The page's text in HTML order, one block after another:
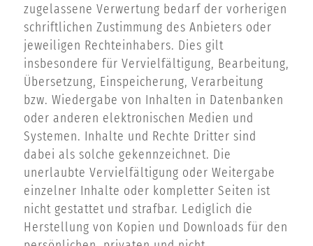
zugelassene Verwertung bedarf der vorherigen
schriftlichen Zustimmung des Anbieters oder
jeweiligen Rechteinhabers. Dies gilt
insbesondere für Vervielfältigung, Bearbeitung,
Übersetzung, Einspeicherung, Verarbeitung
bzw. Wiedergabe von Inhalten in Datenbanken
oder anderen elektronischen Medien und
Systemen. Inhalte und Rechte Dritter sind
dabei als solche gekennzeichnet. Die
unerlaubte Vervielfältigung oder Weitergabe
einzelner Inhalte oder kompletter Seiten ist
nicht gestattet und strafbar. Lediglich die
Herstellung von Kopien und Downloads für den